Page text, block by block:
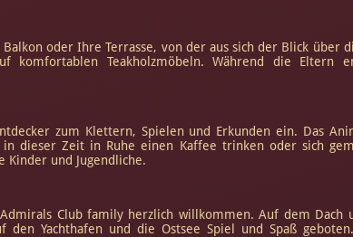
oder Ihre Terrasse, von der aus sich der Blick über
komfortablen Teakholzmöbeln. Während die Eltern
zum Klettern, Spielen und Erkunden ein. Das
dieser Zeit in Ruhe einen Kaffee trinken oder sich
und Jugendliche.
Club family herzlich willkommen. Auf dem
den Yachthafen und die Ostsee Spiel und Spaß